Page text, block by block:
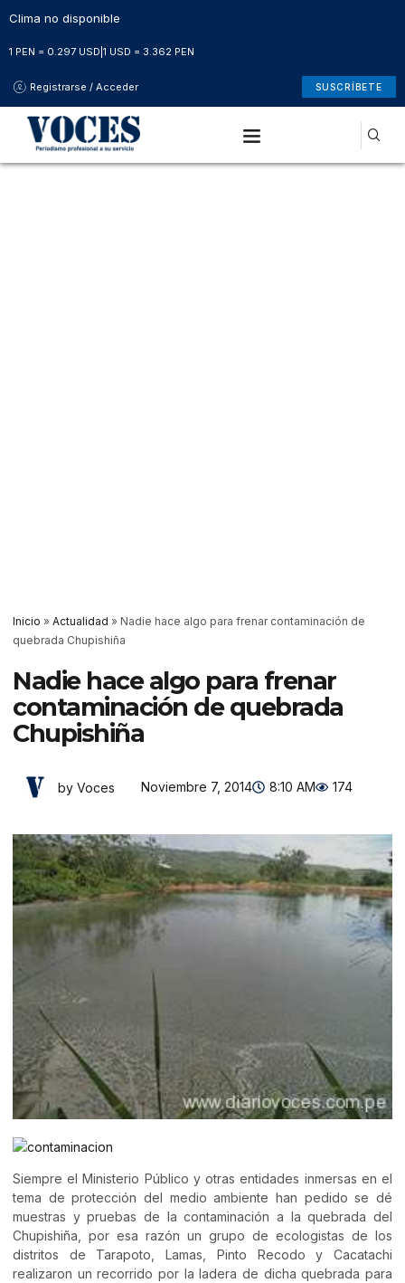
Clima no disponible
1 PEN = 0.297 USD 1 USD = 3.362 PEN
Registrarse / Acceder SUSCRÍBETE
Inicio » Actualidad » Nadie hace algo para frenar contaminación de
quebrada Chupishiña
Nadie hace algo para frenar
contaminación de quebrada
Chupishiña
by Voces Noviembre 7, 2014 8:10 AM 174
Siempre el Ministerio Público y otras entidades inmersas en el
tema de protección del medio ambiente han pedido se dé
muestras y pruebas de la contaminación a la quebrada del
Chupishiña, por esa razón un grupo de ecologistas de los
distritos de Tarapoto, Lamas, Pinto Recodo y Cacatachi
realizaron un recorrido por la ladera de dicha quebrada para